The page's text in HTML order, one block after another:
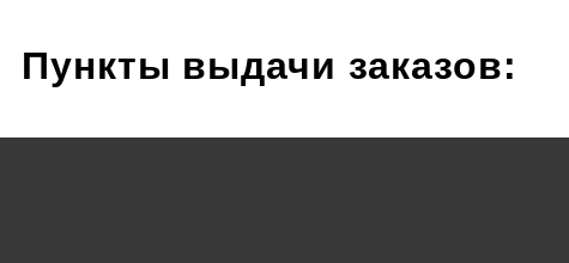
Пункты выдачи заказов: